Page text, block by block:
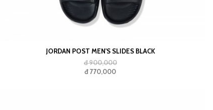
JORDAN POST MEN'S SLIDES BLACK
đ 900,000
đ 770,000